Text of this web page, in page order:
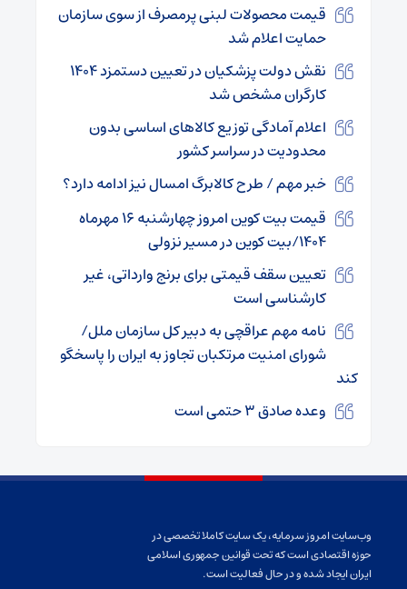
قیمت محصولات لبنی پرمصرف از سوی سازمان
حمایت اعلام شد
نقش دولت پزشکیان در تعیین دستمزد ۱۴۰۴
کارگران مشخص شد
اعلام آمادگی توزیع کالاهای اساسی بدون
محدودیت در سراسر کشور
خبر مهم / طرح کالابرگ امسال نیز ادامه دارد؟
قیمت بیت کوین امروز چهارشنبه ۱۶ مهرماه
۱۴۰۴/بیت کوین در مسیر نزولی
تعیین سقف قیمتی برای برنج وارداتی، غیر
کارشناسی است
نامه مهم عراقچی به دبیر کل سازمان ملل/
شورای امنیت مرتکبان تجاوز به ایران را پاسخگو
کند
وعده صادق ۳ حتمی است
وب‌سایت امروز سرمایه، یک سایت کاملا تخصصی در
حوزه اقتصادی است که تحت قوانین جمهوری اسلامی
ایران ایجاد شده و در حال فعالیت است.